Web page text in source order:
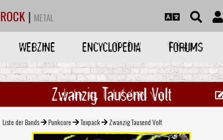
ROCK | METAL
WEBZINE ENCYCLOPEDIA FORUMS
Zwanzig Tausend Volt
Liste der Bands Punkcore Toxpack Zwanzig Tausend Volt